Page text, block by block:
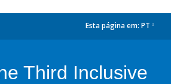
Esta página em: PT
Third Inclusive